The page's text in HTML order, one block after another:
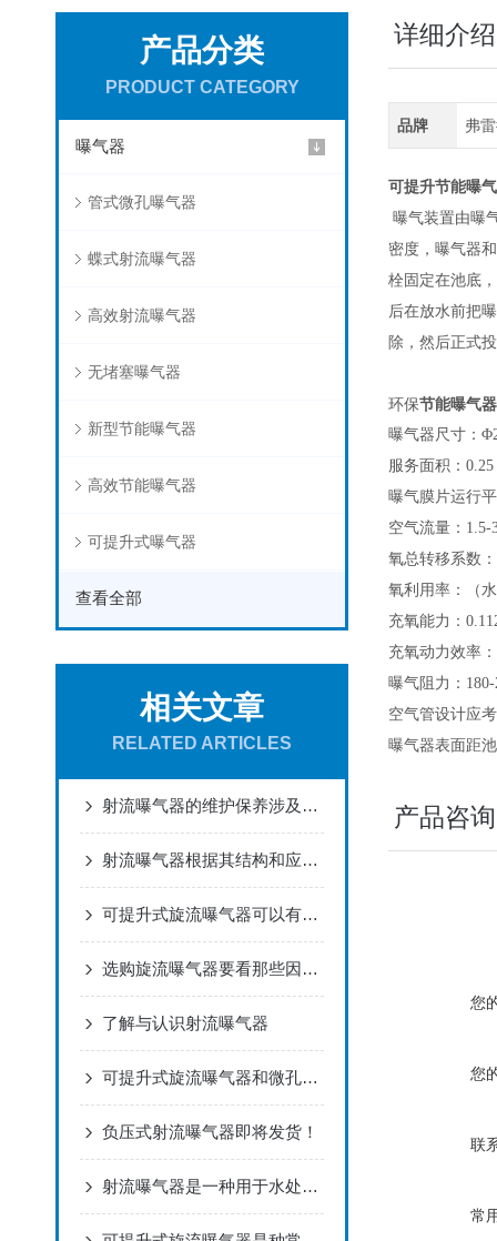
产品分类
PRODUCT CATEGORY
曝气器
管式微孔曝气器
蝶式射流曝气器
高效射流曝气器
无堵塞曝气器
新型节能曝气器
高效节能曝气器
可提升式曝气器
查看全部
相关文章
RELATED ARTICLES
射流曝气器的维护保养涉及多个方面
射流曝气器根据其结构和应用场景的不同，可分为多种类型
可提升式旋流曝气器可以有效地将气体溶解到水中
选购旋流曝气器要看那些因素？
了解与认识射流曝气器
可提升式旋流曝气器和微孔曝气器相比有什么优点呢
负压式射流曝气器即将发货！
射流曝气器是一种用于水处理过程中的增氧设备
详细介绍
品牌 弗
可提升节能曝
曝气装置由曝
密度，曝气器
栓固定在池底
后在放水前把
除，然后正式
环保节能曝气器
曝气器尺寸：
服务面积：
曝气膜片运行
空气流量：1.5-
氧总转移系数
氧利用率：（
充氧能力：
充氧动力效率
曝气阻力：180-
空气管设计应
曝气器表面距
产品咨询
您
您
联
常